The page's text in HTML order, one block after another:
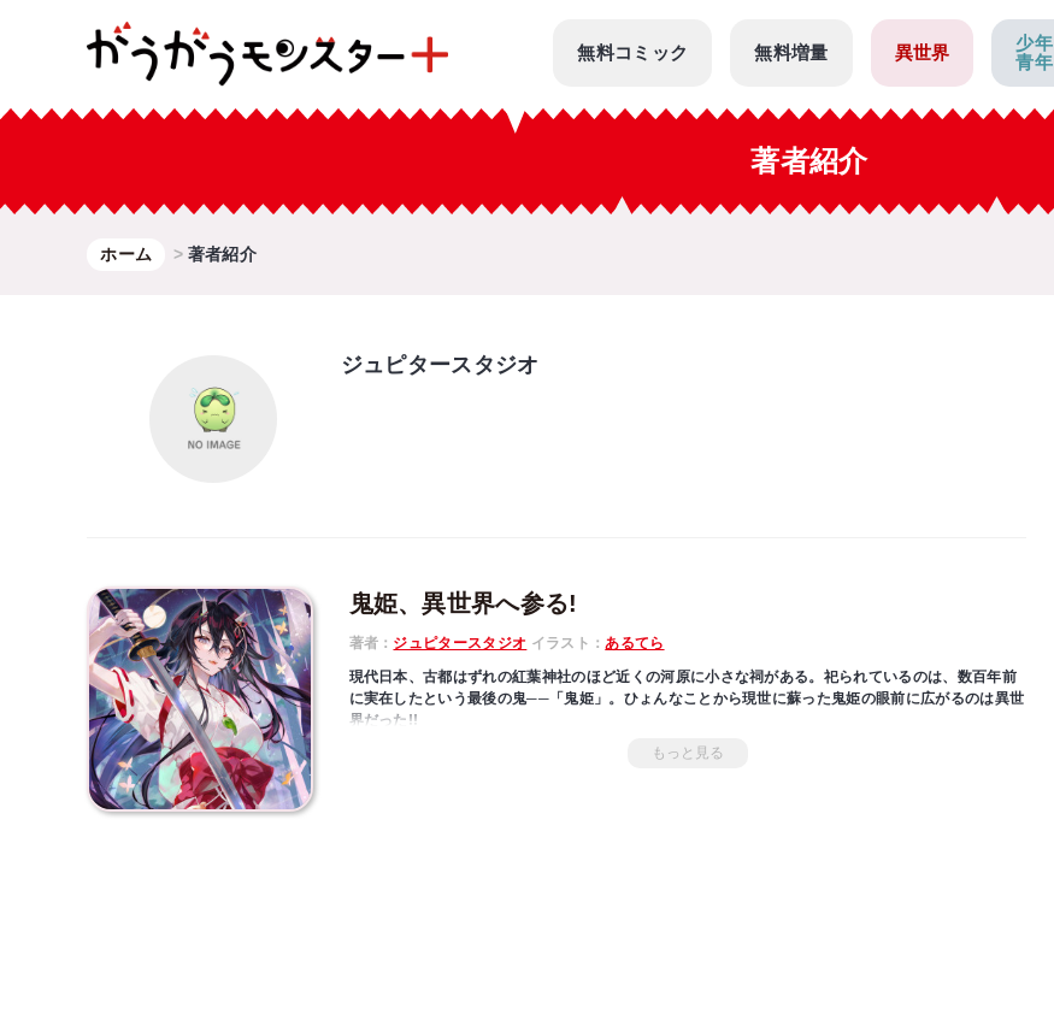
無料コミック 無料増量 異世界
少年
青年
著者紹介
ホーム 著者紹介
ジュピタースタジオ
鬼姫、異世界へ参る!
著者： ジュピタースタジオ イラスト： あるてら
現代日本、古都はずれの紅葉神社のほど近くの河原に小さな祠がある。祀られているのは、数百年前
に実在したという最後の鬼──「鬼姫」。ひょんなことから現世に蘇った鬼姫の眼前に広がるのは異世
界だった!!
井の難事件も解決したりとなんでもこなす。鬼姫の珍道中は万事順調！目指す処は日が昇る国、日
もっと見る